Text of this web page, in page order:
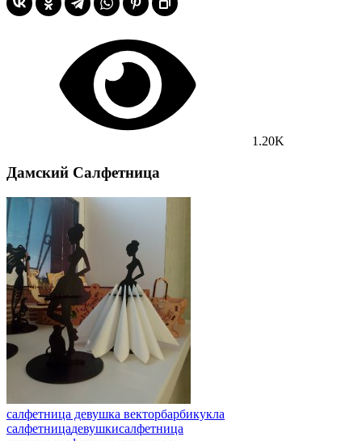
1.20K
Дамский Салфетница
салфетница девушка векторбарбикукла
салфетницадевушкисалфетница